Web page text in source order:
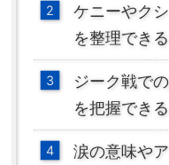
ケニーやク
を整理できる
ジーク戦で
を把握できる
涙の意味や